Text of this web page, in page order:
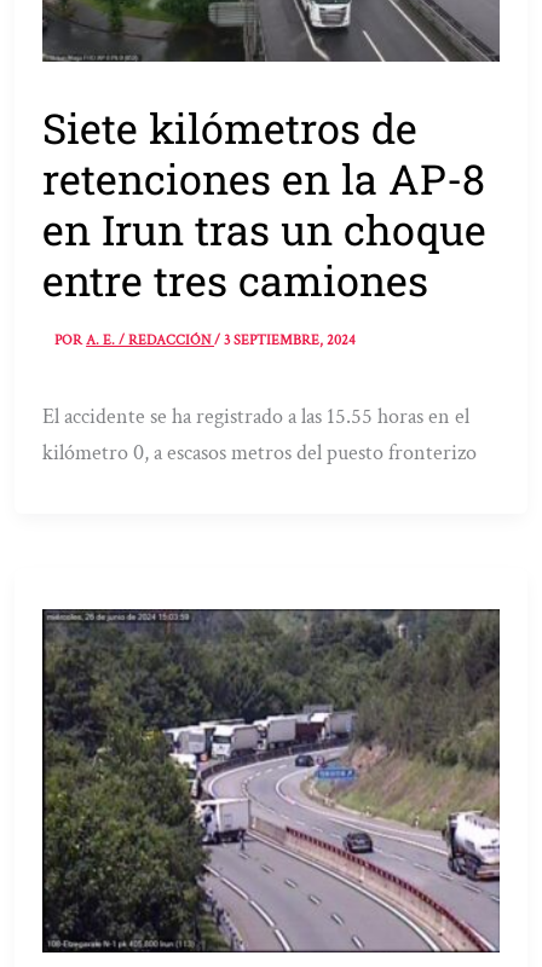
Siete kilómetros de
retenciones en la AP-8
en Irun tras un choque
entre tres camiones
PORA. E. / REDACCIÓN/3 SEPTIEMBRE, 2024
El accidente se ha registrado a las 15.55 horas en el
kilómetro 0, a escasos metros del puesto fronterizo